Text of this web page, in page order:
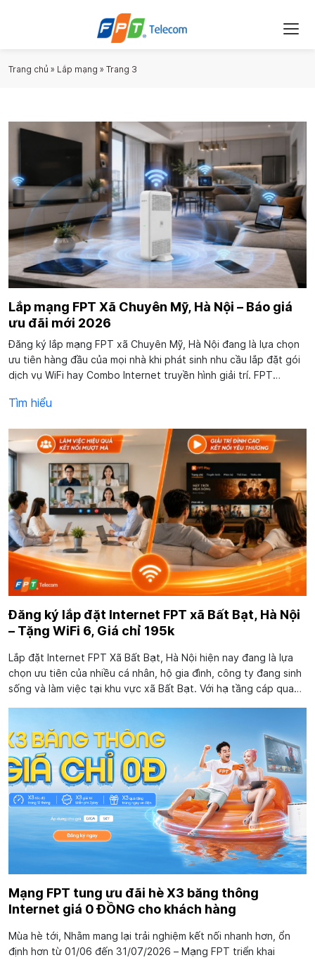
Trang chủ » Lắp mạng » Trang 3
Lắp mạng FPT Xã Chuyên Mỹ, Hà Nội – Báo giá
ưu đãi mới 2026
Đăng ký lắp mạng FPT xã Chuyên Mỹ, Hà Nội đang là lựa chọn
ưu tiên hàng đầu của mọi nhà khi phát sinh nhu cầu lắp đặt gói
dịch vụ WiFi hay Combo Internet truyền hình giải trí. FPT
cước rẻ mà còn...
Tìm hiểu
Đăng ký lắp đặt Internet FPT xã Bất Bạt, Hà Nội
– Tặng WiFi 6, Giá chỉ 195k
Lắp đặt Internet FPT Xã Bất Bạt, Hà Nội hiện nay đang là lựa
chọn ưu tiên của nhiều cá nhân, hộ gia đình, công ty đang sinh
sống và làm việc tại khu vực xã Bất Bạt. Với hạ tầng cáp quang
Mạng FPT tung ưu đãi hè X3 băng thông
Internet giá 0 ĐỒNG cho khách hàng
Mùa hè tới, Nhằm mang lại trải nghiệm kết nối nhanh hơn, ổn
định hơn từ 01/06 đến 31/07/2026 – Mạng FPT triển khai